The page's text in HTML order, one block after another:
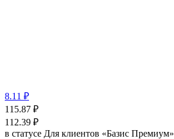
8.11 ₽
115.87 ₽
112.39 ₽
в статусе Для клиентов «Базис Премиум»